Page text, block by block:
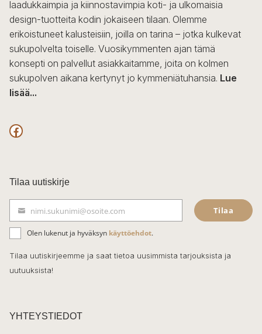
laadukkaimpia ja kiinnostavimpia koti- ja ulkomaisia
design-tuotteita kodin jokaiseen tilaan. Olemme
erikoistuneet kalusteisiin, joilla on tarina – jotka kulkevat
sukupolvelta toiselle. Vuosikymmenten ajan tämä
konsepti on palvellut asiakkaitamme, joita on kolmen
sukupolven aikana kertynyt jo kymmeniätuhansia. Lue
lisää...
F
c
e
b
o
o
k
Tilaa uutiskirje
ä
h
k
t
nimi.sukunimi@osoite.com Tilaa
Olen lukenut ja hyväksyn käyttöehdot.
Tilaa uutiskirjeemme ja saat tietoa uusimmista tarjouksista ja
uutuuksista!
YHTEYSTIEDOT